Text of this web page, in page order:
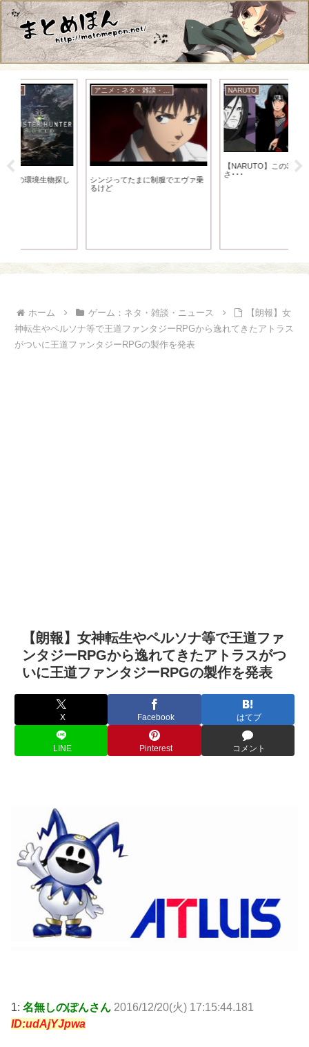
アニメ：ネタ・雑談・ニュース
シンジってたまに制服でエヴァ乗
NARUTO
【NARUTO】この3人の実力って
ホーム ゲーム：ネタ・雑談・ニュース
【朗報】女
神転生やペルソナ等で王道ファンタジーRPGから逸れてきたアトラス
がついに王道ファンタジーRPGの製作を発表
【朗報】女神転生やペルソナ等で王道ファ
ンタジーRPGから逸れてきたアトラスがつ
いに王道ファンタジーRPGの製作を発表
X Facebook はてブ
LINE Pinterest コメント
1: 名無しのぽんさん 2016/12/20(火) 17:15:44.181
ID:udAjYJpwa